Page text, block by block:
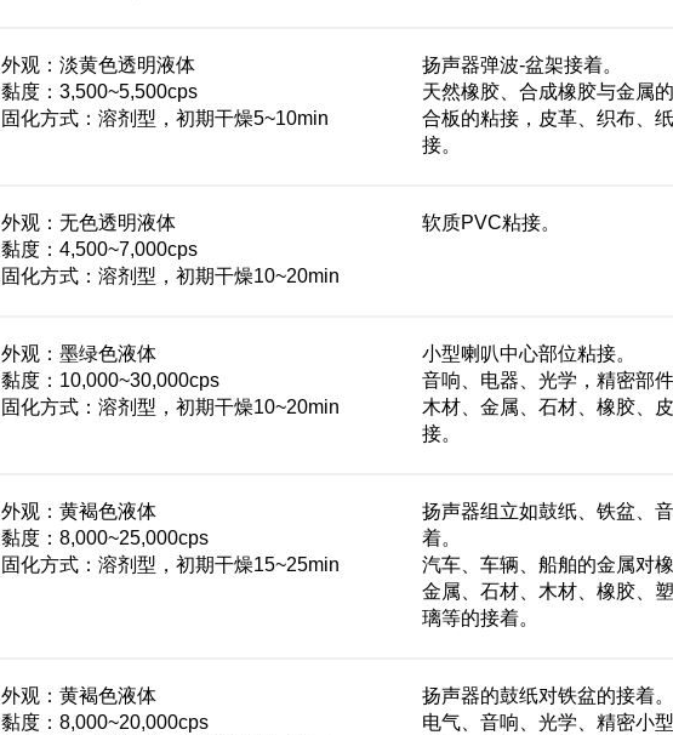
外观：淡黄色透明液体
黏度：3,500~5,500cps
固化方式：溶剂型，初期干燥5~10min
扬声器弹波-盆架接着。
天然橡胶、合成橡胶与金属
合板的粘接，皮革、织布、
接。
外观：无色透明液体
黏度：4,500~7,000cps
固化方式：溶剂型，初期干燥10~20min
软质PVC粘接。
外观：墨绿色液体
黏度：10,000~30,000cps
固化方式：溶剂型，初期干燥10~20min
小型喇叭中心部位粘接。
音响、电器、光学，精密部件
木材、金属、石材、橡胶、
接。
外观：黄褐色液体
黏度：8,000~25,000cps
固化方式：溶剂型，初期干燥15~25min
扬声器组立如鼓纸、铁盆、
着。
汽车、车辆、船舶的金属对橡
金属、石材、木材、橡胶、
璃等的接着。
外观：黄褐色液体
黏度：8,000~20,000cps
扬声器的鼓纸对铁盆的接着。
电气、音响、光学、精密小